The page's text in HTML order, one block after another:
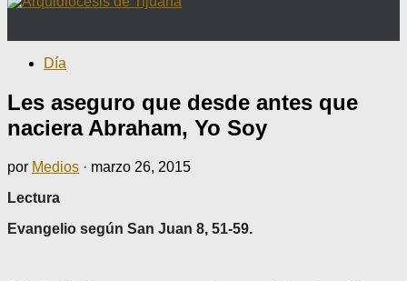
Día
Les aseguro que desde antes que
naciera Abraham, Yo Soy
por Medios · marzo 26, 2015
Lectura
Evangelio según San Juan 8, 51-59.